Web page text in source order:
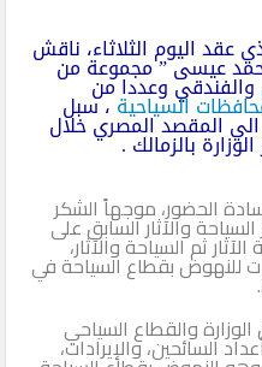
عقد اليوم الثلاثاء، ناقش
عيسى ” مجموعة من
والفندقي وعددا من
السياحية، سبل
المقصد المصري خلال
بالزمالك .
الحضور، موجهاً الشكر
السياحة والآثار السابق على
ثم السياحة والآثار،
للنهوض بقطاع السياحة في
والقطاع السياحي
السائحين، والإيرادات،